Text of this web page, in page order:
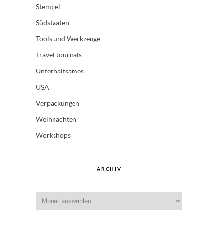
Stempel
Südstaaten
Tools und Werkzeuge
Travel Journals
Unterhaltsames
USA
Verpackungen
Weihnachten
Workshops
ARCHIV